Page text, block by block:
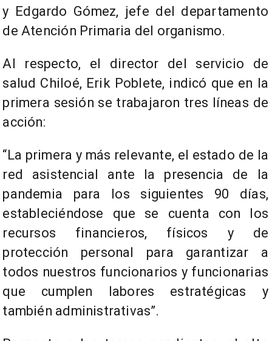
y Edgardo Gómez, jefe del departamento
de Atención Primaria del organismo.
Al respecto, el director del servicio de
salud Chiloé, Erik Poblete, indicó que en la
primera sesión se trabajaron tres líneas de
acción:
“La primera y más relevante, el estado de la
red asistencial ante la presencia de la
pandemia para los siguientes 90 días,
estableciéndose que se cuenta con los
recursos financieros, físicos y de
protección personal para garantizar a
todos nuestros funcionarios y funcionarias
que cumplen labores estratégicas y
también administrativas”.